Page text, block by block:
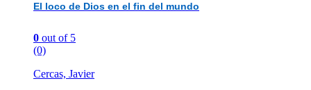
El loco de Dios en el fin del mundo
0 out of 5
(0)
Cercas, Javier